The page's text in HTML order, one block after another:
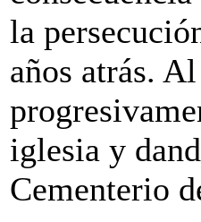
la
años atrás.
iglesia y
Cementerio